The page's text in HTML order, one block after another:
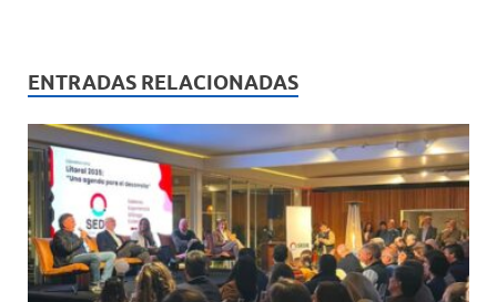
s
A
p
p
b
o
o
k
p
ar
ti
r
ENTRADAS RELACIONADAS